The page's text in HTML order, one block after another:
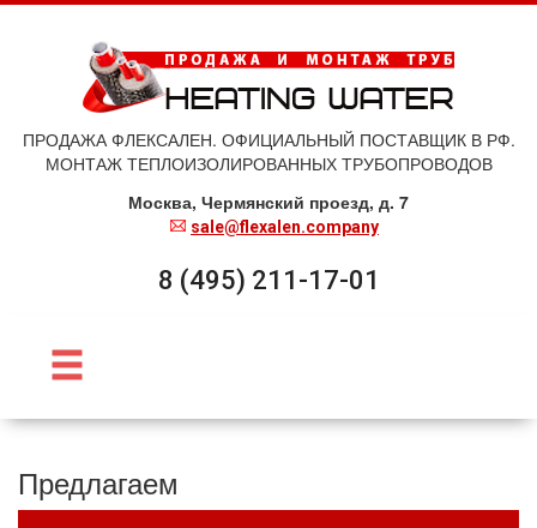
ПРОДАЖА ФЛЕКСАЛЕН. ОФИЦИАЛЬНЫЙ ПОСТАВЩИК В РФ.
МОНТАЖ ТЕПЛОИЗОЛИРОВАННЫХ ТРУБОПРОВОДОВ
Москва, Чермянский проезд, д. 7
sale@flexalen.company
8 (495) 211-17-01
Предлагаем